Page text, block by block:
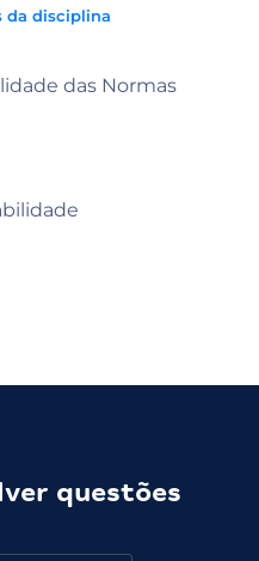
da disciplina
das Normas
questões